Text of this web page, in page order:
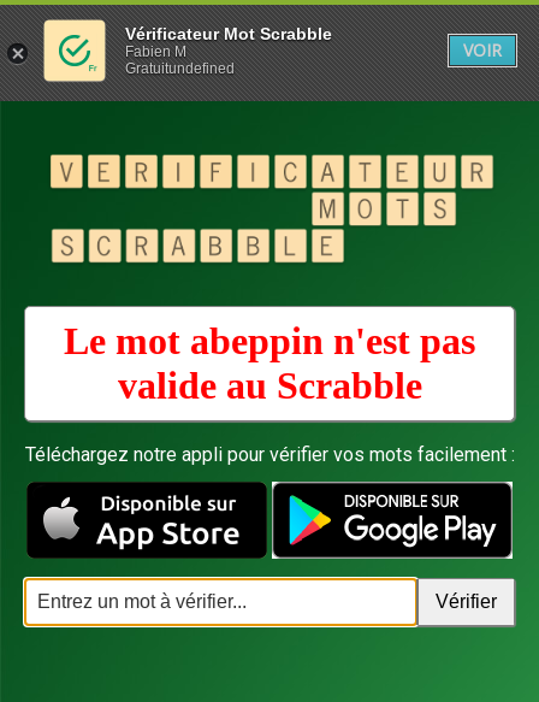
Le mot abeppin n'est pas
valide au Scrabble
Téléchargez notre appli pour vérifier vos mots facilement :
Vérificateur Mot Scrabble
Fabien M
Gratuitundefined
VOIR